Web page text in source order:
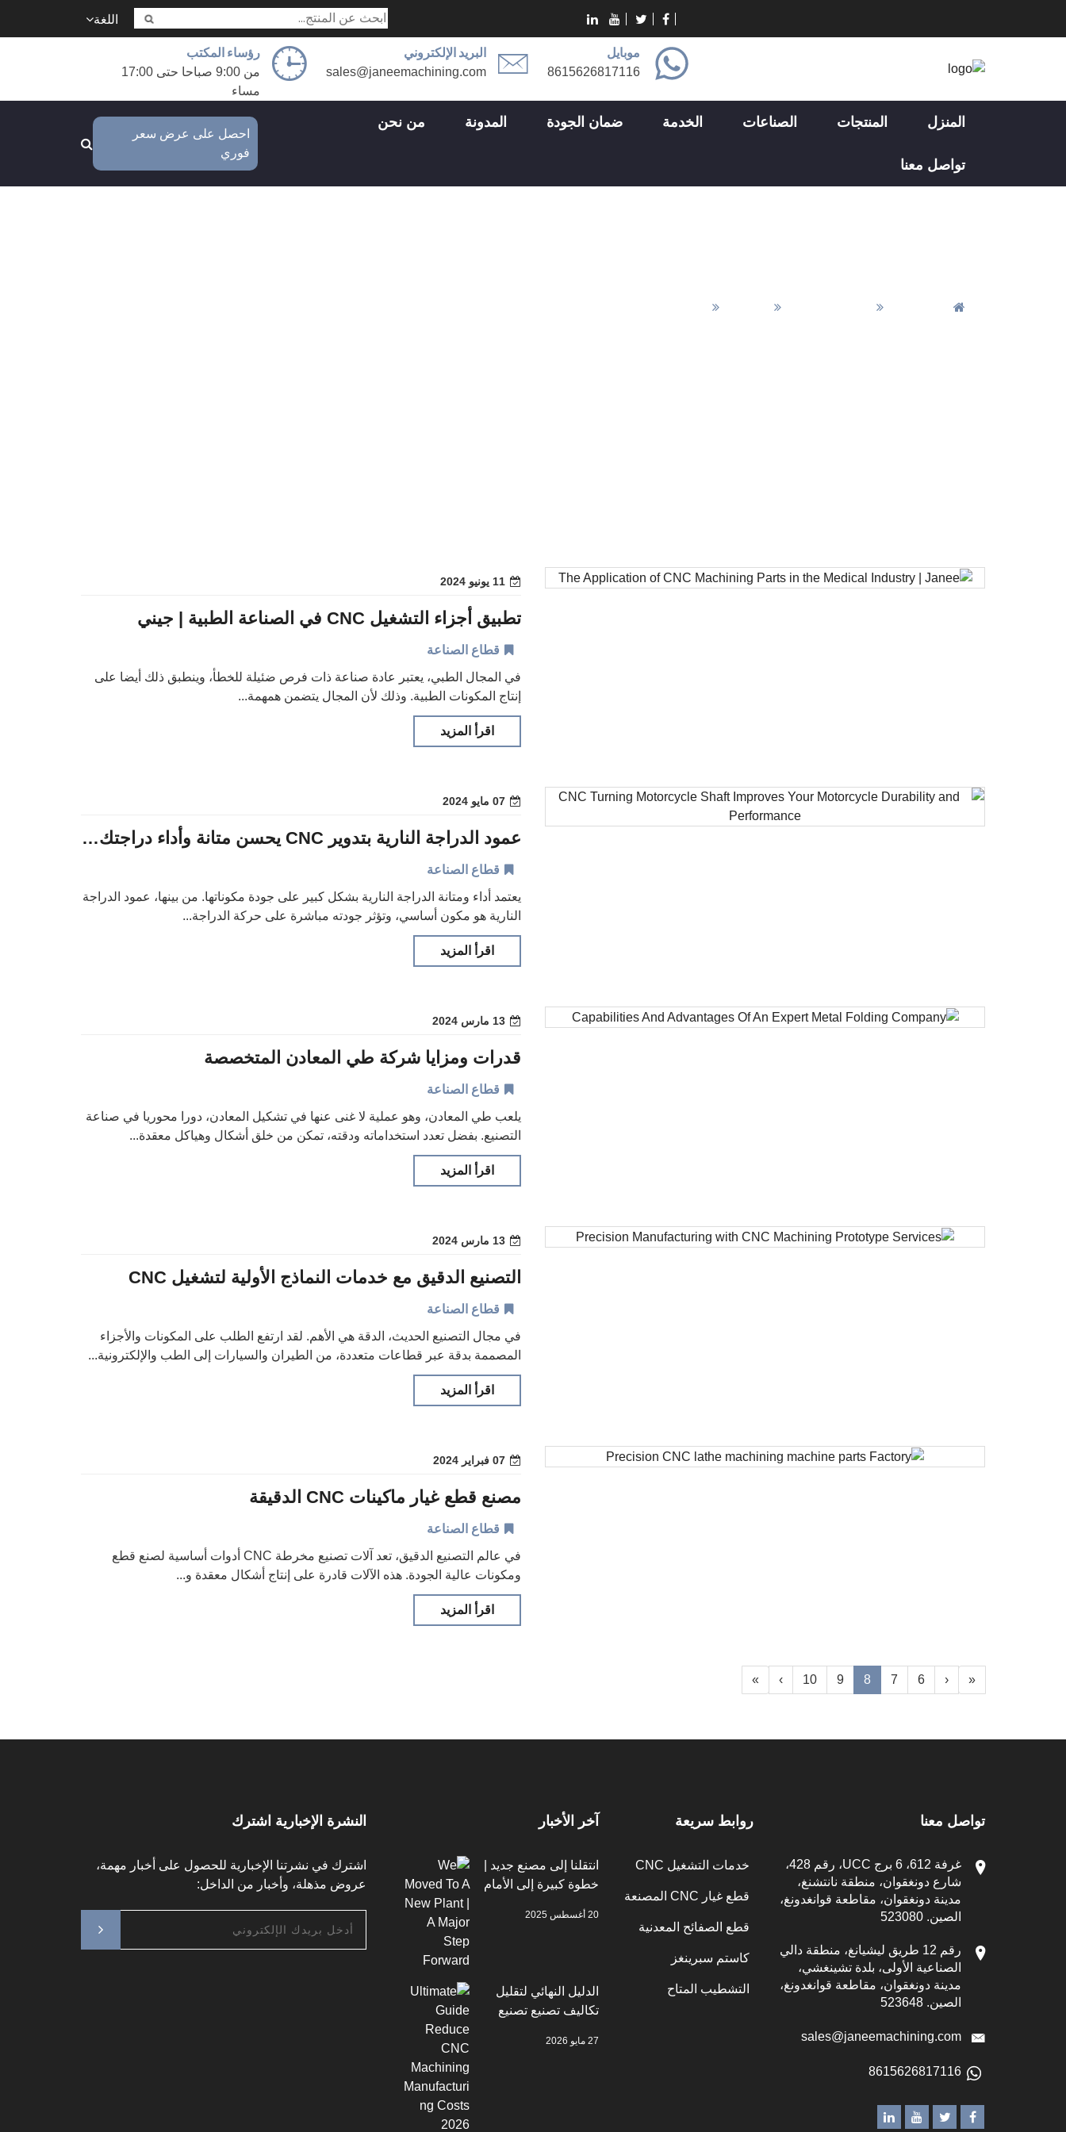
اللغة
رؤساء المكتب
من 9:00 صباحا حتى 17:00
مساء
البريد الإلكتروني
sales@janeemachining.com
موبايل
8615626817116
المنزل المنتجات الصناعات الخدمة ضمان الجودة المدونة من نحن
تواصل معنا
احصل على عرض سعر
فوري
11 يونيو 2024
تطبيق أجزاء التشغيل CNC في الصناعة الطبية | جيني
قطاع الصناعة
في المجال الطبي، يعتبر عادة صناعة ذات فرص ضئيلة للخطأ، وينطبق ذلك أيضا على
إنتاج المكونات الطبية. وذلك لأن المجال يتضمن همهمة...
اقرأ المزيد
07 مايو 2024
عمود الدراجة النارية بتدوير CNC يحسن متانة وأداء دراجتك النارية
قطاع الصناعة
يعتمد أداء ومتانة الدراجة النارية بشكل كبير على جودة مكوناتها. من بينها، عمود الدراجة
النارية هو مكون أساسي، وتؤثر جودته مباشرة على حركة الدراجة...
اقرأ المزيد
13 مارس 2024
قدرات ومزايا شركة طي المعادن المتخصصة
قطاع الصناعة
يلعب طي المعادن، وهو عملية لا غنى عنها في تشكيل المعادن، دورا محوريا في صناعة
التصنيع. بفضل تعدد استخداماته ودقته، تمكن من خلق أشكال وهياكل معقدة...
اقرأ المزيد
13 مارس 2024
التصنيع الدقيق مع خدمات النماذج الأولية لتشغيل CNC
قطاع الصناعة
في مجال التصنيع الحديث، الدقة هي الأهم. لقد ارتفع الطلب على المكونات والأجزاء
المصممة بدقة عبر قطاعات متعددة، من الطيران والسيارات إلى الطب والإلكترونية...
اقرأ المزيد
07 فبراير 2024
مصنع قطع غيار ماكينات CNC الدقيقة
قطاع الصناعة
في عالم التصنيع الدقيق، تعد آلات تصنيع مخرطة CNC أدوات أساسية لصنع قطع
ومكونات عالية الجودة. هذه الآلات قادرة على إنتاج أشكال معقدة و...
اقرأ المزيد
«
‹
6
7
8
9
10
›
»
تواصل معنا
غرفة 612، 6 برج UCC، رقم 428،
شارع دونغقوان، منطقة نانتشنغ،
مدينة دونغقوان، مقاطعة قوانغدونغ،
الصين. 523080
رقم 12 طريق ليشيانغ، منطقة دالي
الصناعية الأولى، بلدة تشينغشي،
مدينة دونغقوان، مقاطعة قوانغدونغ،
الصين. 523648
sales@janeemachining.com
8615626817116
روابط سريعة
خدمات التشغيل CNC
قطع غيار CNC المصنعة
قطع الصفائح المعدنية
كاستم سبرينغز
التشطيب المتاح
آخر الأخبار
انتقلنا إلى مصنع جديد |
خطوة كبيرة إلى الأمام
20 أغسطس 2025
الدليل النهائي لتقليل
تكاليف تصنيع تصنيع
27 مايو 2026
النشرة الإخبارية اشترك
اشترك في نشرتنا الإخبارية للحصول على أخبار مهمة،
عروض مذهلة، وأخبار من الداخل: